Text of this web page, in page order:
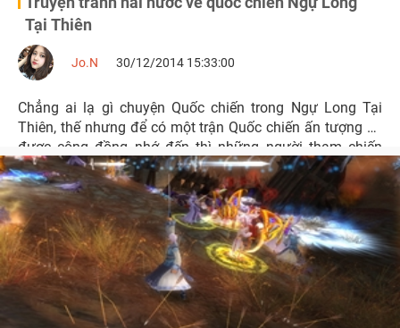
Tại Thiên
Jo.N 30/12/2014 15:33:00
Chẳng ai lạ gì chuyện Quốc chiến trong Ngự Long Tại
Thiên, thế nhưng để có một trận Quốc chiến ấn tượng và
được cộng đồng nhớ đến thì những người tham chiến
phải thực sự đoàn kết và có chiến lược tinh anh.